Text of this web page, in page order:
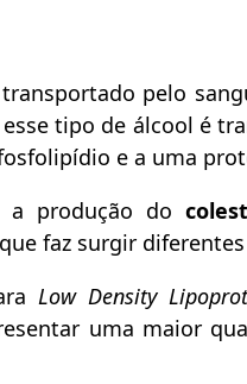
pelo
tipo de álcool é
e a uma
a produção do
faz surgir
Low Density
uma maior